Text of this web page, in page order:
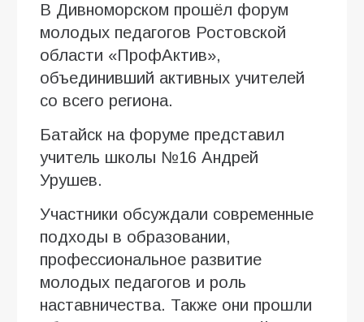
В Дивноморском прошёл форум
молодых педагогов Ростовской
области «ПрофАктив»,
объединивший активных учителей
со всего региона.
Батайск на форуме представил
учитель школы №16 Андрей
Урушев.
Участники обсуждали современные
подходы в образовании,
профессиональное развитие
молодых педагогов и роль
наставничества. Также они прошли